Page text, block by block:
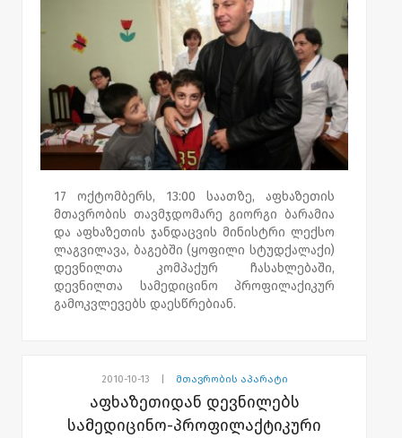
დაფინანსებით ხორციელდება.
ბოლო ათი დღის განმავლობაში, ეს
აფხაზეთის მთავრობის მიერ ორგანიზებული
რიგი მეოთხე აქციაა.
17 ოქტომბერს, 13:00 საათზე, აფხაზეთის
მთავრობის თავმჯდომარე გიორგი ბარამია
და აფხაზეთის ჯანდაცვის მინისტრი ლექსო
ლაგვილავა, ბაგებში (ყოფილი სტუდქალაქი)
დევნილთა კომპაქურ ჩასახლებაში,
დევნილთა სამედიცინო პროფილაქიკურ
გამოკვლევებს დაესწრებიან.
2010-10-13 მთავრობის აპარატი
აფხაზეთიდან დევნილებს
სამედიცინო-პროფილაქტიკური